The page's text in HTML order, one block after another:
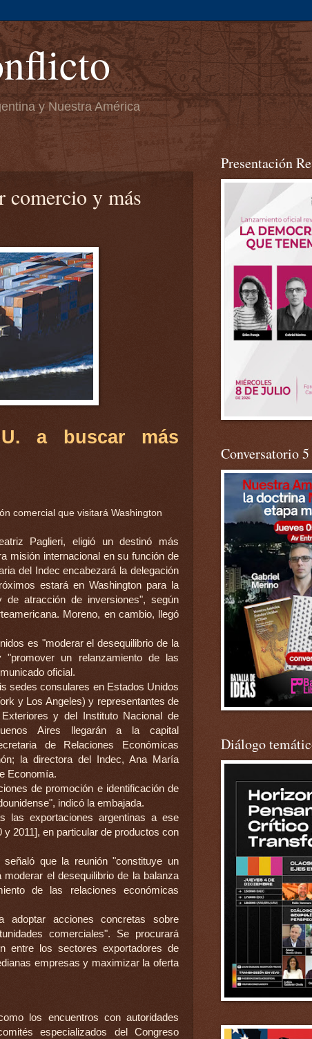
y Nuestra América
comercio y más
a buscar más
comercial que visitará Washington
Paglieri, eligió un destinó más
misión internacional en su función de
del Indec encabezará la delegación
estará en Washington para la
de atracción de inversiones", según
Moreno, en cambio, llegó
es "moderar el desequilibrio de la
un relanzamiento de las
oficial.
sedes consulares en Estados Unidos
y Los Angeles) y representantes de
y del Instituto Nacional de
Aires llegarán a la capital
de Relaciones Económicas
la directora del Indec, Ana María
Economía.
de promoción e identificación de
indicó la embajada.
las exportaciones argentinas a ese
2011], en particular de productos con
señaló que la reunión "constituye un
el desequilibrio de la balanza
de las relaciones económicas
acciones concretas sobre
comerciales". Se procurará
entre los sectores exportadores de
empresas y maximizar la oferta
los encuentros con autoridades
especializados del Congreso
Presentación
Conversatorio
Diálogo